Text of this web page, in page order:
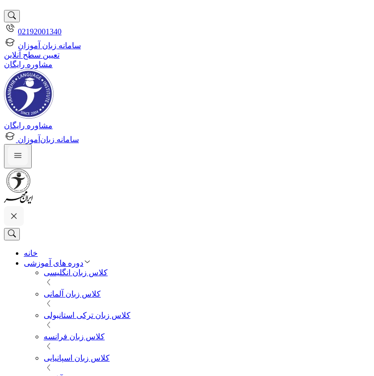
02192001340
سامانه زبان آموزان
تعیین سطح آنلاین
مشاوره رایگان
مشاوره رایگان
سامانه زبان‌آموزان
خانه
دوره های آموزشی
کلاس زبان انگلیسی
کلاس زبان آلمانی
کلاس زبان ترکی استانبولی
کلاس زبان فرانسه
کلاس زبان اسپانیایی